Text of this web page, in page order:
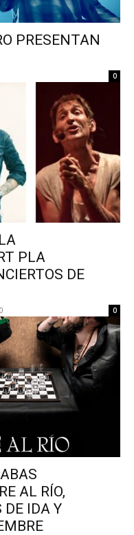
PRESENTAN
0
PLA
DE
0
AL RÍO,
DE IDA Y